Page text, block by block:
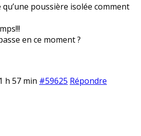
qu’une poussière isolée comment
en ce moment ?
h 57 min #59625 Répondre